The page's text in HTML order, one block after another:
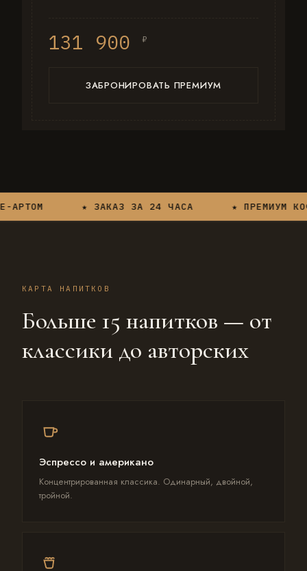
131 900 ₽
ЗАБРОНИРОВАТЬ ПРЕМИУМ
★ ЗАКАЗ ЗА 24 ЧАСА ★ ПРЕМИУМ
КАРТА НАПИТКОВ
Больше 15 напитков — от
классики до авторских
Эспрессо и американо
Концентрированная классика. Одинарный, двойной,
тройной.